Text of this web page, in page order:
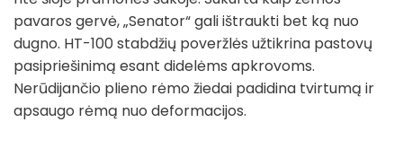
pavaros gervė, „Senator“ gali ištraukti bet ką nuo
dugno. HT-100 stabdžių poveržlės užtikrina pastovų
pasipriešinimą esant didelėms apkrovoms.
Nerūdijančio plieno rėmo žiedai padidina tvirtumą ir
apsaugo rėmą nuo deformacijos.